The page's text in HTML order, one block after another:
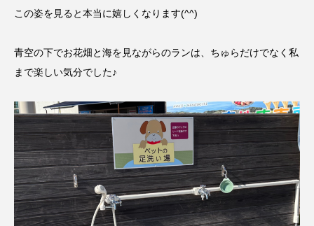
この姿を見ると本当に嬉しくなります(^^)
青空の下でお花畑と海を見ながらのランは、ちゅらだけでなく私
まで楽しい気分でした♪